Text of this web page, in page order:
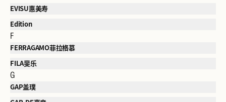
EVISU惠美寿
Edition
F
FERRAGAMO菲拉格慕
FILA斐乐
G
GAP盖璞